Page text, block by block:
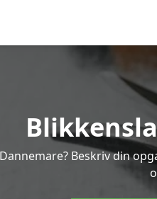
Beskriv din